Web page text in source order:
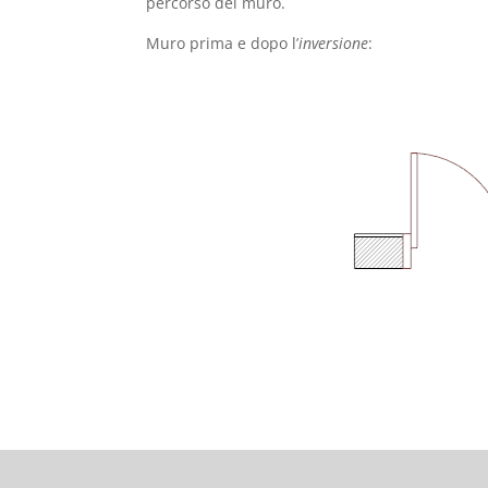
Muro prima e dopo l’inversione: